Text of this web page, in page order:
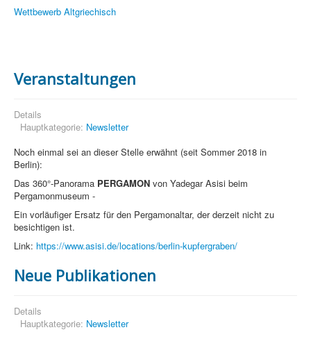
Wettbewerb Altgriechisch
Veranstaltungen
Details
Hauptkategorie: Newsletter
Noch einmal sei an dieser Stelle erwähnt (seit Sommer 2018 in
Berlin):
Das 360°-Panorama PERGAMON von Yadegar Asisi beim
Pergamonmuseum -
Ein vorläufiger Ersatz für den Pergamonaltar, der derzeit nicht zu
besichtigen ist.
Link: https://www.asisi.de/locations/berlin-kupfergraben/
Neue Publikationen
Details
Hauptkategorie: Newsletter